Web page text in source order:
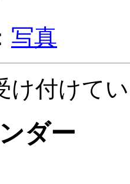
写真
け付けて
ダー